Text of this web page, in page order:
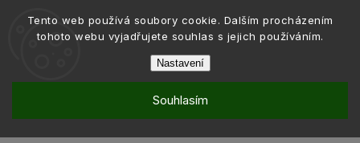
Tento web používá soubory cookie. Dalším procházením
tohoto webu vyjadřujete souhlas s jejich používáním.
Nastavení
Souhlasím
Šperky Řetízky